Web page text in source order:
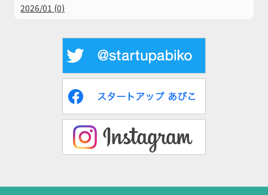
2026/01 (0)